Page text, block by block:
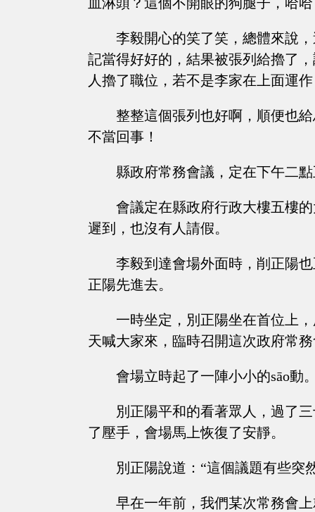
李毅開心的笑了笑，總體來說
記當得好好的，結果被張列給擼了
人擼了職位，若不是李家在上面運
整整這個張列也好啊，順便也
不當回事！
縣政府常務會議，定在下午二
會議定在縣政府行政大樓五樓
遲到，也沒有人請假。
李毅到達會場外面時，削正陽
正陽先進去。
一時坐定，別正陽坐在首位上
天喊大家來，臨時召開這次政府常
會場立時起了一陣小小的sāo動
別正陽平和的看著眾人，過了
了壓手，會場馬上恢復了安靜。
別正陽說道：“這個議題有些突
早在一年前，我們某次常務會